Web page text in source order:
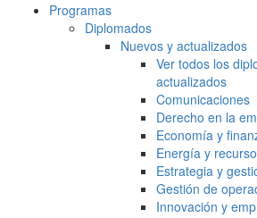
Programas
Diplomados
Nuevos y actualizados
Ver todos los
actualizados
Comunicaciones
Derecho en la
Economía y
Energía y
Estrategia y
Gestión de
Innovación y